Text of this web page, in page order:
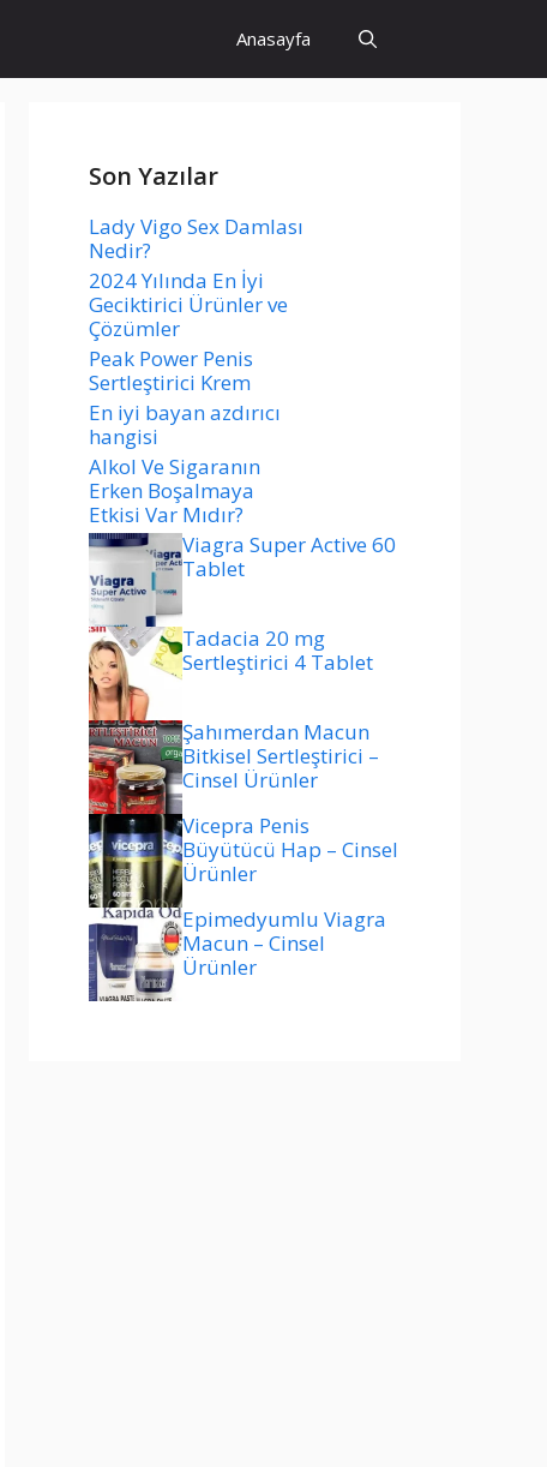
Anasayfa
Son Yazılar
Lady Vigo Sex Damlası
Nedir?
2024 Yılında En İyi
Geciktirici Ürünler ve
Çözümler
Peak Power Penis
Sertleştirici Krem
En iyi bayan azdırıcı
hangisi
Alkol Ve Sigaranın
Erken Boşalmaya
Etkisi Var Mıdır?
Viagra Super Active 60
Tablet
Tadacia 20 mg
Sertleştirici 4 Tablet
Şahımerdan Macun
Bitkisel Sertleştirici –
Cinsel Ürünler
Vicepra Penis
Büyütücü Hap – Cinsel
Ürünler
Epimedyumlu Viagra
Macun – Cinsel
Ürünler